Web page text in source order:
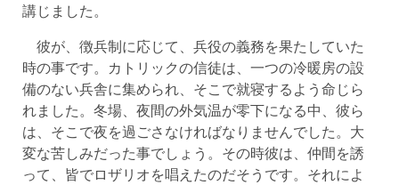
講じました。
彼が、徴兵制に応じて、兵役の義務を果たしていた
時の事です。カトリックの信徒は、一つの冷暖房の設
備のない兵舎に集められ、そこで就寝するよう命じら
れました。冬場、夜間の外気温が零下になる中、彼ら
は、そこで夜を過ごさなければなりませんでした。大
変な苦しみだった事でしょう。その時彼は、仲間を誘
って、皆でロザリオを唱えたのだそうです。それによ